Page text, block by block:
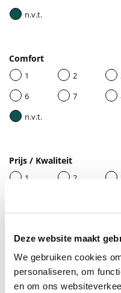
Deze website maakt
We gebruiken cookies
personaliseren, om
en om ons
n.v.t.
Comfort
1 2
6
7
n.v.t.
Prijs / Kwaliteit
1 2
Geef je beoordeling een titel